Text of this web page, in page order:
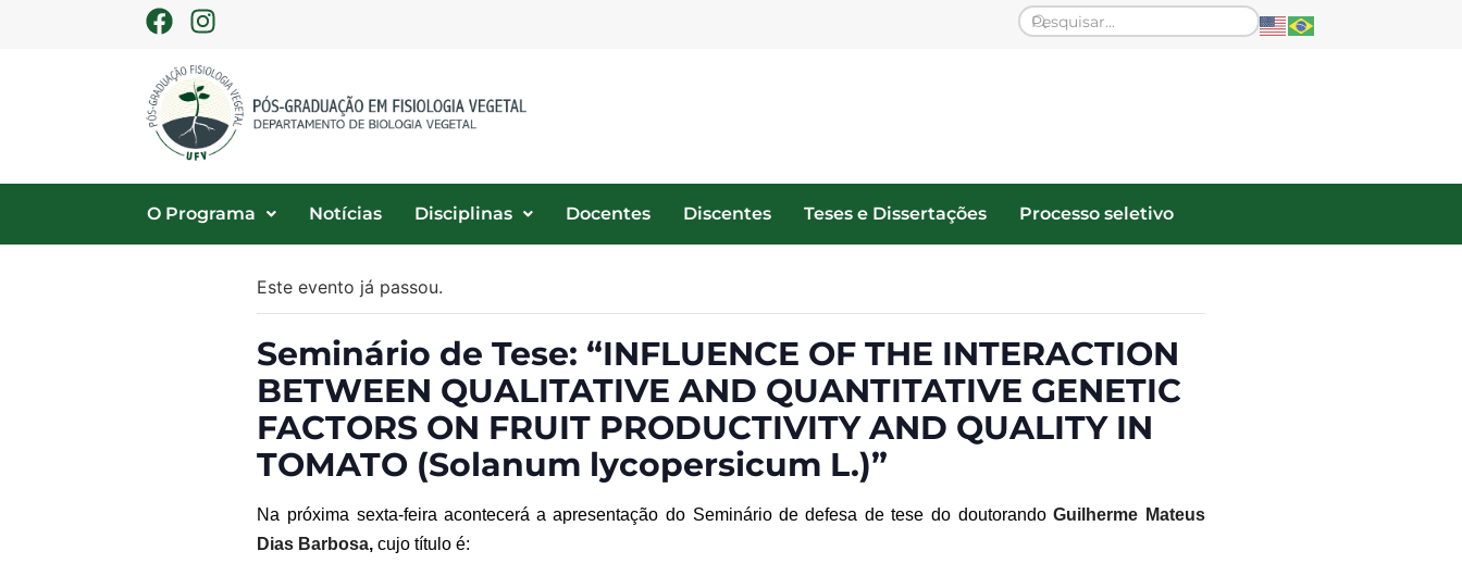
O Programa Notícias Disciplinas Docentes Discentes Teses e Dissertações Processo seletivo
Este evento já passou.
Seminário de Tese: “INFLUENCE OF THE INTERACTION
BETWEEN QUALITATIVE AND QUANTITATIVE GENETIC
FACTORS ON FRUIT PRODUCTIVITY AND QUALITY IN
TOMATO (Solanum lycopersicum L.)”
Na próxima sexta-feira acontecerá a apresentação do Seminário de defesa de tese do doutorandoGuilherme Mateus
Dias Barbosa,cujo título é: